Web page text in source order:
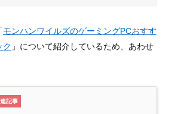
モンハンワイルズのゲーミングPCおすす
ク 」について紹介しているため、あわせ
記事